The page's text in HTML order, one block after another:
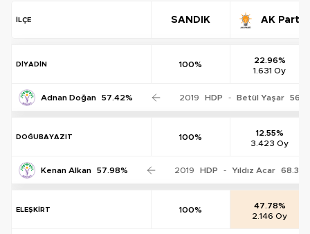
İLÇE SANDIK AK Parti
DİYADİN 100%
22.96%
1.631 Oy
Adnan Doğan 57.42% 2019 HDP - Betül Yaşar
DOĞUBAYAZIT 100%
12.55%
3.423 Oy
Kenan Alkan 57.98% 2019 HDP - Yıldız Acar
ELEŞKİRT 100%
47.78%
2.146 Oy